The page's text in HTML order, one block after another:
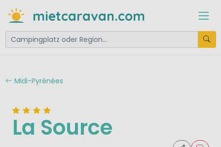
mietcaravan.com
Midi-Pyrénées
La Source